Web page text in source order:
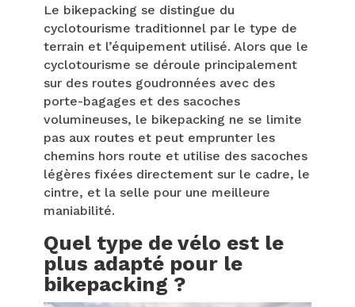
Le bikepacking se distingue du
cyclotourisme traditionnel par le type de
terrain et l’équipement utilisé. Alors que le
cyclotourisme se déroule principalement
sur des routes goudronnées avec des
porte-bagages et des sacoches
volumineuses, le bikepacking ne se limite
pas aux routes et peut emprunter les
chemins hors route et utilise des sacoches
légères fixées directement sur le cadre, le
cintre, et la selle pour une meilleure
maniabilité.
Quel type de vélo est le
plus adapté pour le
bikepacking ?